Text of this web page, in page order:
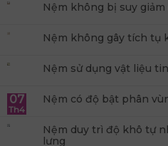
Nệm không bị suy
Nệm không gây tích tụ
Nệm sử dụng vật liệu
07
Th4
Nệm có độ bật phân
Nệm duy trì độ khô tự
lưng